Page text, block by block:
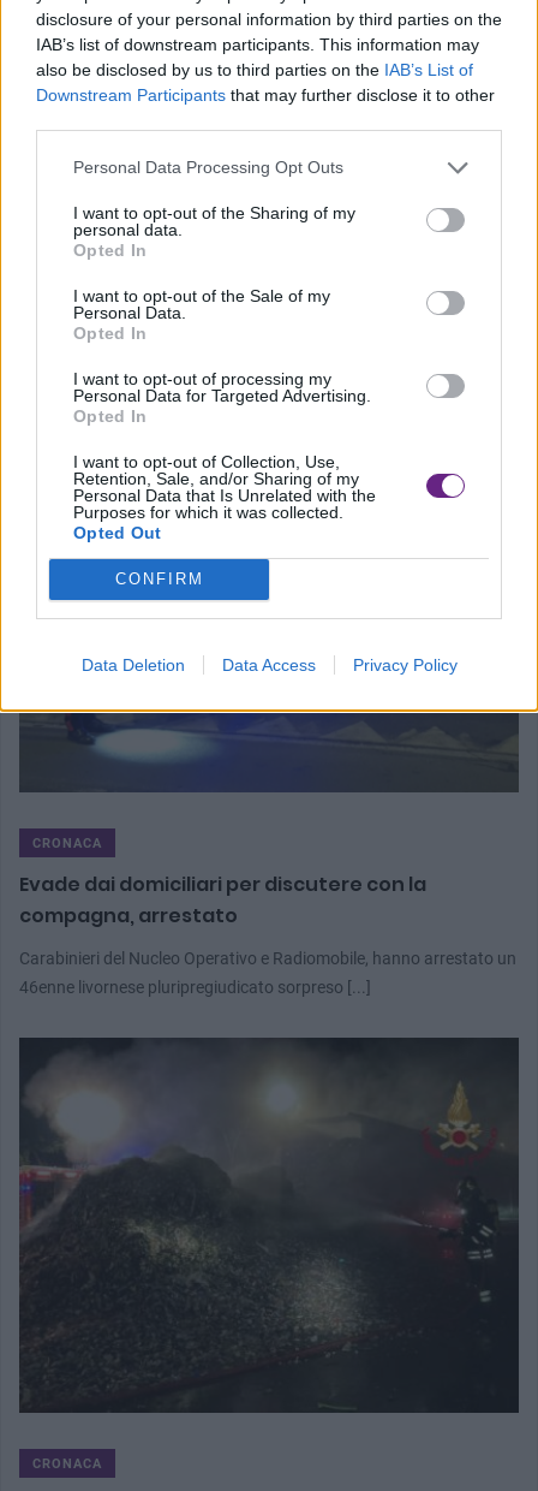
disclosure of your personal information by third parties on the
IAB’s list of downstream participants. This information may
also be disclosed by us to third parties on the IAB’s List of
Downstream Participants that may further disclose it to other
Personal Data Processing Opt Outs
I want to opt-out of the Sharing of my
personal data.
Opted In
I want to opt-out of the Sale of my
Personal Data.
Opted In
I want to opt-out of processing my
Personal Data for Targeted Advertising.
Opted In
I want to opt-out of Collection, Use,
Retention, Sale, and/or Sharing of my
Personal Data that Is Unrelated with the
Purposes for which it was collected.
Opted Out
CONFIRM
Data Deletion Data Access Privacy Policy
CARRARA
Rapinavano anziani ai bancomat, due arresti
– Due rapinatori seriali di origine romena sono stati arrestati al
CRONACA
Evade dai domiciliari per discutere con la
compagna, arrestato
Carabinieri del Nucleo Operativo e Radiomobile, hanno arrestato un
46enne livornese pluripregiudicato sorpreso [...]
CRONACA